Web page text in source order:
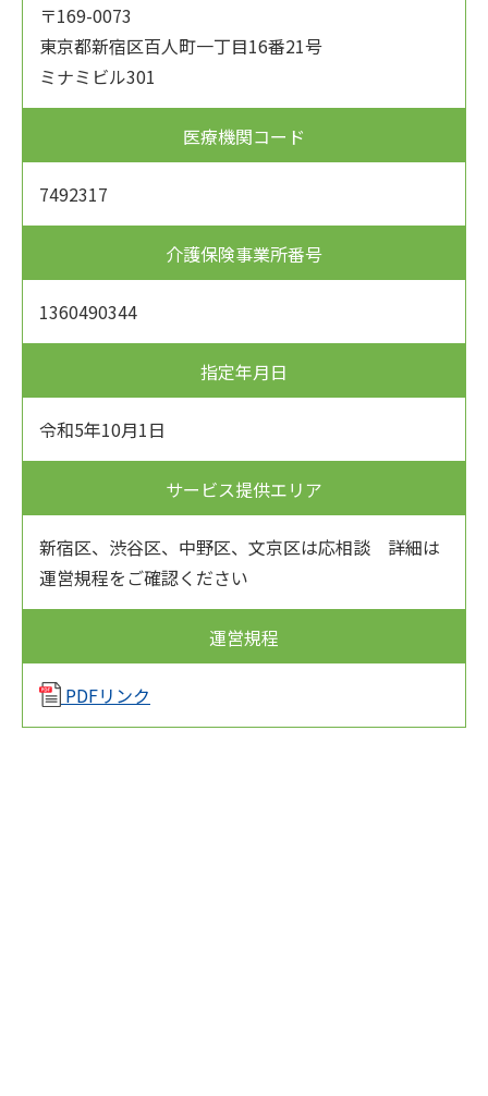
〒169-0073
東京都新宿区百人町一丁目16番21号
ミナミビル301
医療機関コード
7492317
介護保険事業所番号
1360490344
指定年月日
令和5年10月1日
サービス提供エリア
新宿区、渋谷区、中野区、文京区は応相談 詳細は
運営規程をご確認ください
運営規程
PDFリンク